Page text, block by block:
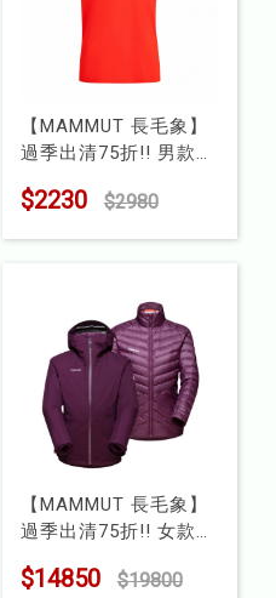
【MAMMUT 長毛象】
過季出清75折!! 男款
上衣
$2230 $2980
【MAMMUT 長毛象】
過季出清75折!! 女款
防水羽絨外套
$14850 $19800